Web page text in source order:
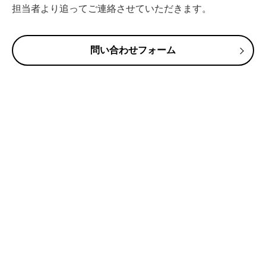
担当者より追ってご連絡させていただきます。
問い合わせフォーム